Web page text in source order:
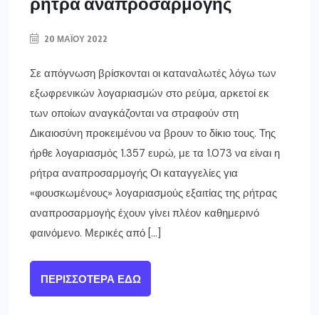
20 ΜΑΪ́ΟΥ 2022
Σε απόγνωση βρίσκονται οι καταναλωτές λόγω των
εξωφρενικών λογαριασμών στο ρεύμα, αρκετοί εκ
των οποίων αναγκάζονται να στραφούν στη
Δικαιοσύνη προκειμένου να βρουν το δίκιο τους. Της
ήρθε λογαριασμός 1.357 ευρώ, με τα 1.073 να είναι η
ρήτρα αναπροσαρμογής Οι καταγγελίες για
«φουσκωμένους» λογαριασμούς εξαιτίας της ρήτρας
αναπροσαρμογής έχουν γίνει πλέον καθημερινό
φαινόμενο. Μερικές από […]
ΠΕΡΙΣΣΌΤΕΡΑ ΕΔΏ